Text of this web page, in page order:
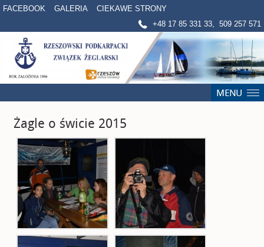
FACEBOOK GALERIA
CIEKAWE STRONY
+48 17 85 331 33, 509 257 571
Żagle o świcie 2015